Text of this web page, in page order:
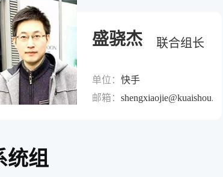
盛骁杰 联合组长
单位： 快手
邮箱：
统组